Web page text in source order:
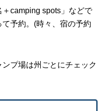
camping spots」などで
予約。(時々、宿の予約
プ場は州ごとにチェック